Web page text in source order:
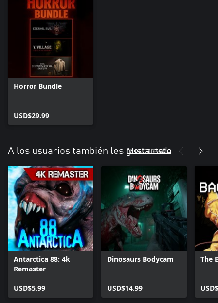
Horror Bundle
USD$29.99
A los usuarios también les gusta esto
Mostrar todo
Antarctica 88: 4k
Remaster
USD$5.99
Dinosaurs Bodycam
USD$14.99
The